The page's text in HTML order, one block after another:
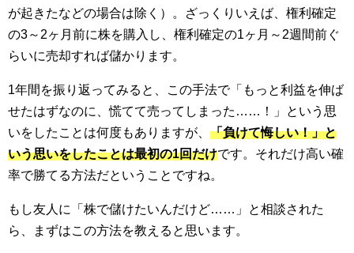
が起きたなどの場合は除く）。ざっくりいえば、権利確定
の3～2ヶ月前に株を購入し、権利確定の1ヶ月～2週間前ぐ
らいに売却すれば儲かります。
1年間を振り返ってみると、この手法で「もっと利益を伸ば
せたはずなのに、慌てて売ってしまった……！」という思
いをしたことは何度もありますが、 「負けて悔しい！」と
いう思いをしたことは最初の1回だけです。それだけ高い確
率で勝てる方法だということですね。
もし友人に「株で儲けたいんだけど……」と相談された
ら、まずはこの方法を教えると思います。